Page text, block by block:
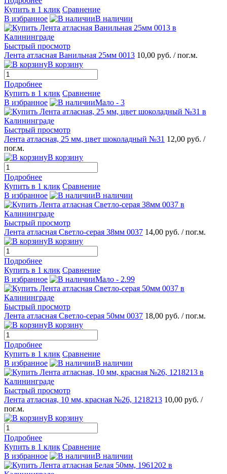
Купить в 1 клик Сравнение
В избранное
В наличии
Быстрый просмотр
Лента атласная Ванильная 25мм 0013 10,00 руб. / пог.м.
В корзину
Подробнее
Купить в 1 клик Сравнение
В избранное
Мало - 3
Быстрый просмотр
Лента атласная, 25 мм, цвет шоколадный №31 12,00 руб. /
пог.м.
В корзину
Подробнее
Купить в 1 клик Сравнение
В избранное
В наличии
Быстрый просмотр
Лента атласная Светло-серая 38мм 0037 14,00 руб. / пог.м.
В корзину
Подробнее
Купить в 1 клик Сравнение
В избранное
Мало - 2.99
Быстрый просмотр
Лента атласная Светло-серая 50мм 0037 18,00 руб. / пог.м.
В корзину
Подробнее
Купить в 1 клик Сравнение
В избранное
В наличии
Быстрый просмотр
Лента атласная, 10 мм, красная №26, 1218213 10,00 руб. /
пог.м.
В корзину
Подробнее
Купить в 1 клик Сравнение
В избранное
В наличии